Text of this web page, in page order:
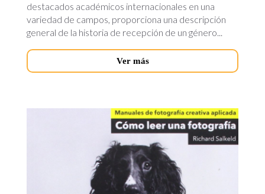
destacados académicos internacionales en una
variedad de campos, proporciona una descripción
general de la historia de recepción de un género...
Ver más
fotografia.jpg